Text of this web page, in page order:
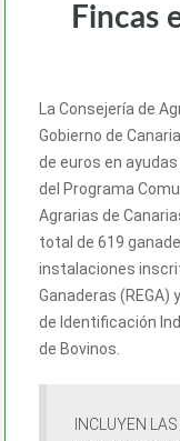
Fincas
La Consejería de
Gobierno de
de euros en
del Programa
Agrarias de
total de 619
instalaciones
Ganaderas
de Identificación
de Bovinos.
INCLUYEN